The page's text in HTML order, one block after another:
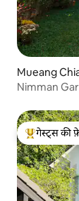
Mueang
Nimman
गेस्ट्स का
गेस्ट्स की